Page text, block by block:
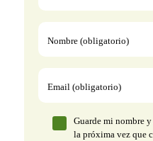
Nombre (obligatorio)
Email (obligatorio)
Guarde mi nombre
la próxima vez que